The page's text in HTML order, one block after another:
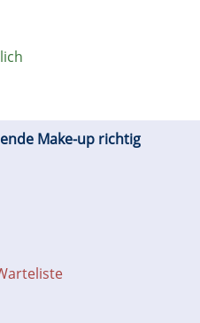
Make-up richtig